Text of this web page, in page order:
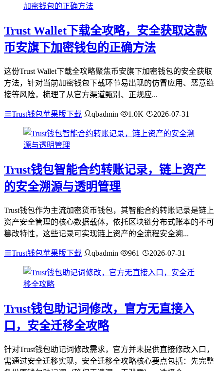
Trust Wallet下载全攻略，安全获取这款
币安旗下加密钱包的正确方法
这份Trust Wallet下载全攻略聚焦币安旗下加密钱包的安全获取
方法，针对当前加密钱包下载环节易出现的仿冒应用、恶意链
接等风险，梳理了从官方渠道甄别、正规应...
Trust钱包苹果版下载 qbadmin 1.0K 2026-07-31
Trust钱包智能合约转账记录，链上资产
的安全溯源与透明管理
Trust钱包作为主流加密货币钱包，其智能合约转账记录是链上
资产安全管理的核心数据载体，依托区块链分布式账本的不可
篡改特性，这些记录可实现链上资产的全流程安全溯...
Trust钱包苹果版下载 qbadmin 961 2026-07-31
Trust钱包助记词修改，官方无直接入
口，安全迁移全攻略
针对Trust钱包助记词修改需求，官方并未提供直接修改入口，
需通过安全迁移实现，安全迁移全攻略核心要点包括：先完整